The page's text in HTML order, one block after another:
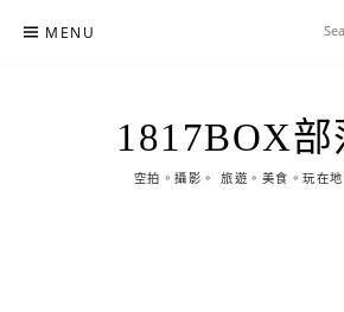
MENU
1817BOX部
空拍。攝影。 旅遊。美食。玩在